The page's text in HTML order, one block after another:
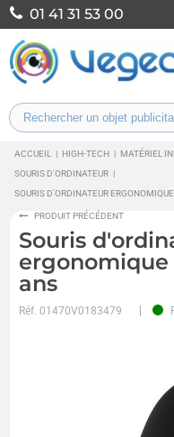
01 41 31 53 00
ACCUEIL | HIGH-TECH | MATÉRIEL
SOURIS D'ORDINATEUR |
SOURIS D'ORDINATEUR
PRODUIT PRÉCÉDENT
Souris
ergonomique
ans
Réf.01470V0183479